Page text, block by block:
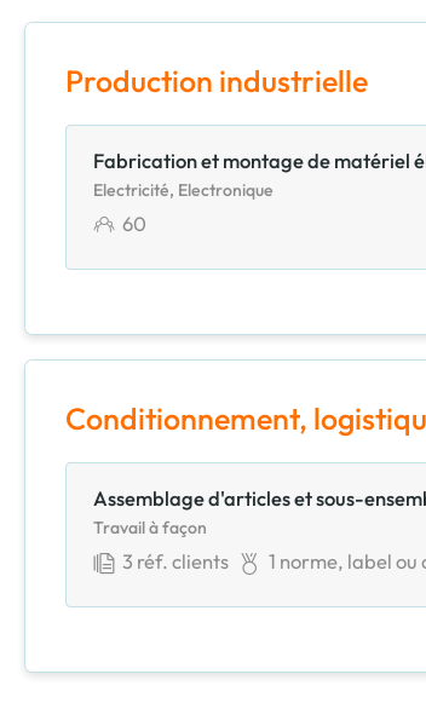
Production industrielle
Fabrication et montage de matériel
Electricité, Electronique
60
Conditionnement,
Assemblage d'articles et sous-
Travail à façon
3 réf. clients 1 norme, label